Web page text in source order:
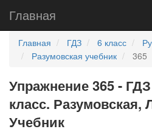
Главная
Главная ГДЗ 6 класс
Разумовская учебник
365
Упражнение 365 -
класс. Разумовская,
Учебник